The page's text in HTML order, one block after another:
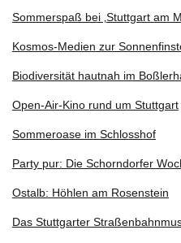
Sommerspaß bei ‚Stuttgart am
Kosmos-Medien zur
Biodiversität hautnah im
Open-Air-Kino rund um Stuttgart
Sommeroase im Schlosshof
Party pur: Die Schorndorfer
Ostalb: Höhlen am Rosenstein
Das Stuttgarter